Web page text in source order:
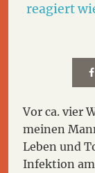
reagiert
Vor ca. vier
meinen
Leben und
Infektion